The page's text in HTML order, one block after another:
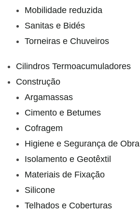
Mobilidade reduzida
Sanitas e Bidés
Torneiras e Chuveiros
Cilindros Termoacumuladores
Construção
Argamassas
Cimento e Betumes
Cofragem
Higiene e Segurança de Obra
Isolamento e Geotêxtil
Materiais de Fixação
Silicone
Telhados e Coberturas